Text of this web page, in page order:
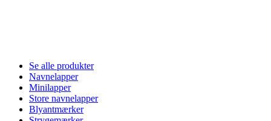
Se alle produkter
Navnelapper
Minilapper
Store navnelapper
Blyantmærker